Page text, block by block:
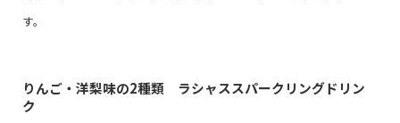
す。
りんご・洋梨味の2種類 ラシャススパークリングドリン
ク